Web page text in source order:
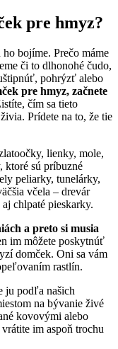
pre hmyz?
bojíme. Prečo máme
či to dlhonohé čudo,
pohrýzť alebo
pre hmyz, začnete
čím sa tieto
Prídete na to, že tie
lienky, mole,
ktoré sú príbuzné
peliarky, tunelárky,
včela – drevár
chlpaté pieskarky.
a preto si musia
im môžete poskytnúť
domček. Oni sa vám
rastlín.
ju podľa našich
na bývanie živé
kovovými alebo
im aspoň trochu